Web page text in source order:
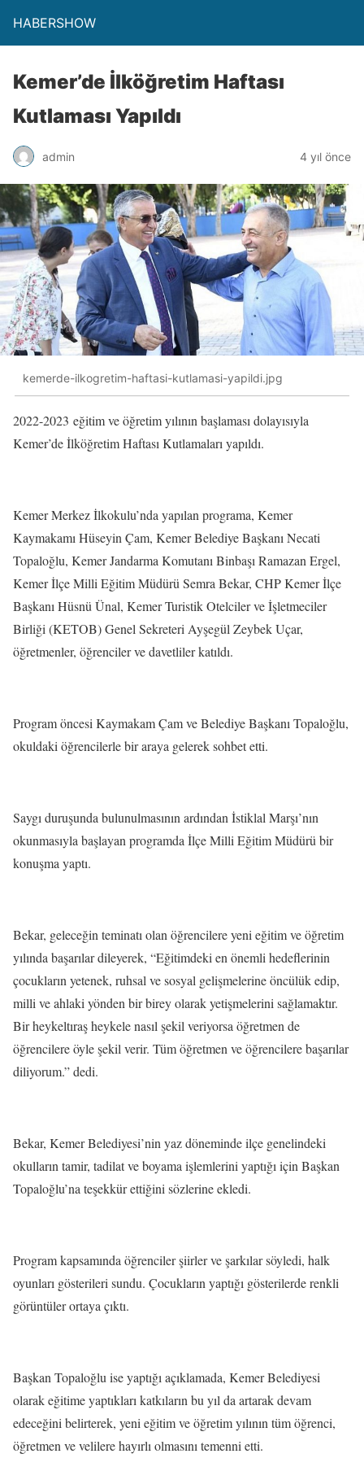
HABERSHOW
Kemer’de İlköğretim Haftası
Kutlaması Yapıldı
admin 4 yıl önce
kemerde-ilkogretim-haftasi-kutlamasi-yapildi.jpg
2022-2023 eğitim ve öğretim yılının başlaması dolayısıyla
Kemer’de İlköğretim Haftası Kutlamaları yapıldı.
Kemer Merkez İlkokulu’nda yapılan programa, Kemer
Kaymakamı Hüseyin Çam, Kemer Belediye Başkanı Necati
Topaloğlu, Kemer Jandarma Komutanı Binbaşı Ramazan Ergel,
Kemer İlçe Milli Eğitim Müdürü Semra Bekar, CHP Kemer İlçe
Başkanı Hüsnü Ünal, Kemer Turistik Otelciler ve İşletmeciler
Birliği (KETOB) Genel Sekreteri Ayşegül Zeybek Uçar,
öğretmenler, öğrenciler ve davetliler katıldı.
Program öncesi Kaymakam Çam ve Belediye Başkanı Topaloğlu,
okuldaki öğrencilerle bir araya gelerek sohbet etti.
Saygı duruşunda bulunulmasının ardından İstiklal Marşı’nın
okunmasıyla başlayan programda İlçe Milli Eğitim Müdürü bir
konuşma yaptı.
Bekar, geleceğin teminatı olan öğrencilere yeni eğitim ve öğretim
yılında başarılar dileyerek, “Eğitimdeki en önemli hedeflerinin
çocukların yetenek, ruhsal ve sosyal gelişmelerine öncülük edip,
milli ve ahlaki yönden bir birey olarak yetişmelerini sağlamaktır.
Bir heykeltıraş heykele nasıl şekil veriyorsa öğretmen de
öğrencilere öyle şekil verir. Tüm öğretmen ve öğrencilere başarılar
diliyorum.” dedi.
Bekar, Kemer Belediyesi’nin yaz döneminde ilçe genelindeki
okulların tamir, tadilat ve boyama işlemlerini yaptığı için Başkan
Topaloğlu’na teşekkür ettiğini sözlerine ekledi.
Program kapsamında öğrenciler şiirler ve şarkılar söyledi, halk
oyunları gösterileri sundu. Çocukların yaptığı gösterilerde renkli
görüntüler ortaya çıktı.
Başkan Topaloğlu ise yaptığı açıklamada, Kemer Belediyesi
olarak eğitime yaptıkları katkıların bu yıl da artarak devam
edeceğini belirterek, yeni eğitim ve öğretim yılının tüm öğrenci,
öğretmen ve velilere hayırlı olmasını temenni etti.